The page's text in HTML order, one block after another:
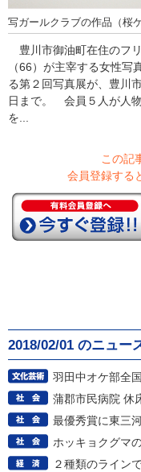
写ガールクラブの作品（桜
豊川市御油町在住のフ
（66）が主宰する女性写
る第２回写真展が、豊川
日まで。 会員５人が人
を...
この記
会員登録する
2018/02/01 のニュー
羽田中オケ部全
蒲郡市民病院 休
最優秀賞に東三
ホッキョクグマ
２種類のライン